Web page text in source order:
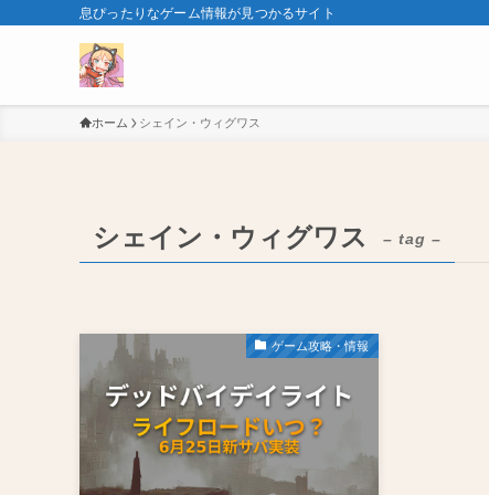
息ぴったりなゲーム情報が見つかるサイト
ホーム シェイン・ウィグワス
シェイン・ウィグワス – tag –
ゲーム攻略・情報